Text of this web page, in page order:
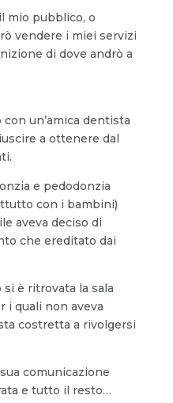
mio pubblico, o
vendere i miei servizi
di dove andrò a
un’amica dentista
a ottenere dal
e pedodonzia
con i bambini)
aveva deciso di
che ereditato dai
è ritrovata la sala
i quali non aveva
costretta a rivolgersi
comunicazione
e tutto il resto…